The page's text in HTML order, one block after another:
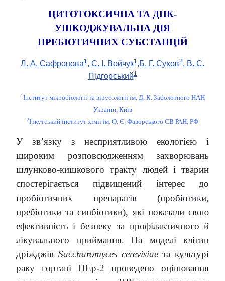
ЦИТОТОКСИЧНА ТА ДНК-
УШКОДЖУВАЛЬНА ДІЯ
ПРЕБІОТИЧНИХ СУБСТАНЦІЙ
Л. А. Сафронова1, С. І. Войчук1,Б. Г. Сухов2, В. С.
Підгорський1
1Інститут мікробіології та вірусології ім. Д. К. Заболотного НАН
України, Київ
2Іркутський інститут хімії ім. О. Є. Фаворського СВ РАН, РФ
У зв’язку з несприятливою екологією і
широким розповсюдженням захворювань
шлунково-кишкового тракту людей і тварин
спостерігається підвищений інтерес до
пробіотичних препаратів (пробіотики,
пребіотики та синбіотики), які показали свою
ефективність і безпеку за профілактичного й
лікувального приймання. На моделі клітин
дріжджів Saccharomyces cerevisiaeта культурі
раку гортані НЕр-2 проведено оцінювання